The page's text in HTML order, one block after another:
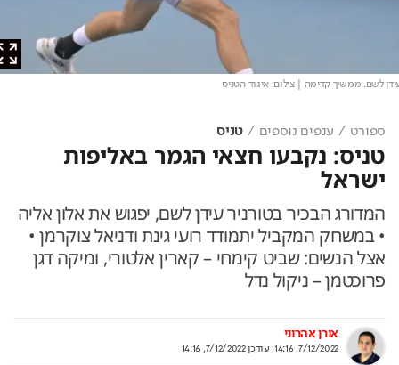
לשם. ממשיך קדימה| צילום: איגוד הטניס
ספורט ענפים נוספים טניס
טניס: נקבעו חצאי הגמר באליפות
ישראל
המדורג הבכיר בטורניר עידן לשם, יפגוש את אלון אליה
• במשחק המקביל יתמודד רועי גינת ודניאל צוקרמן •
אצל הנשים: שביט קימחי – קארין אלטורי, ומיקה דגן
פרוכטמן – ניקול נדל
אורן אהרוני
7/12/2022, 14:16
,עודכן7/12/2022, 14:16